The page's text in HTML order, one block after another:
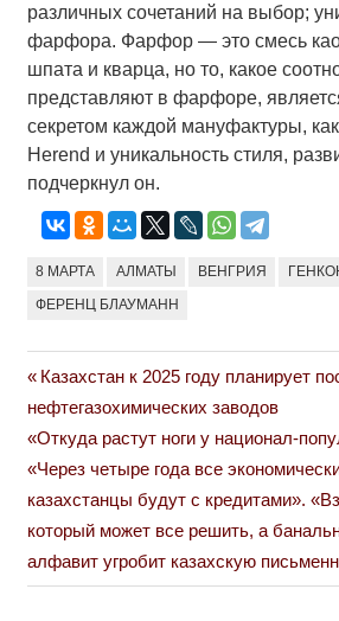
различных сочетаний на выбор;
фарфора. Фарфор — это смесь
шпата и кварца, но то, какое
представляют в фарфоре,
секретом каждой мануфактуры,
Herend и уникальность стиля,
подчеркнул он.
8 МАРТА АЛМАТЫ ВЕНГРИЯ
ФЕРЕНЦ БЛАУМАНН
Навигация
по
записям
Previous
Post:
Казахстан к 2025 году планирует
нефтегазохимических заводов
Next
Post:
«Откуда растут ноги у национал-
«Через четыре года все
казахстанцы будут с кредитами».
который может все решить, а
алфавит угробит казахскую